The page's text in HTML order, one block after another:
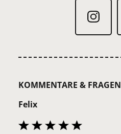
KOMMENTARE & FRAGEN
Felix